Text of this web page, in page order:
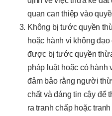
quan can thiệp vào
Không bị tước quyền
hoặc hành vi không
được bị tước quyền
pháp luật hoặc có
đảm bảo rằng người
chất và đáng tin cậy để
ra tranh chấp hoặc tranh